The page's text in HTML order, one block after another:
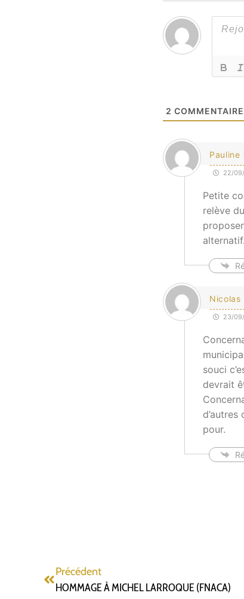
2
Pauline
22/
Petite
relève
alternatif.
Nicolas
23/
souci
devrait
pour.
Précédent
HOMMAGE À MICHEL LARROQUE (FNACA)